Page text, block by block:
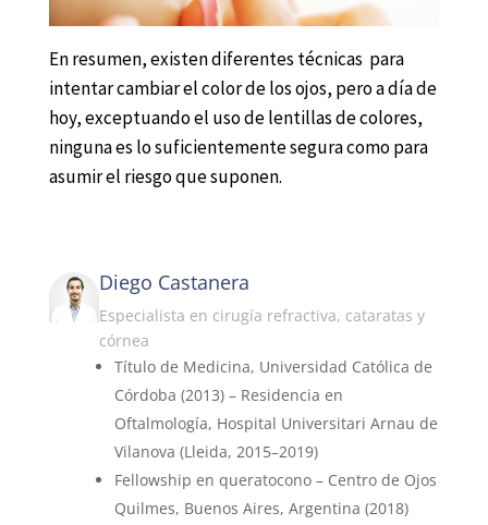
En resumen, existen diferentes técnicas para
intentar cambiar el color de los ojos, pero a día de
hoy, exceptuando el uso de lentillas de colores,
ninguna es lo suficientemente segura como para
asumir el riesgo que suponen.
Diego Castanera
Especialista en cirugía refractiva, cataratas y
córnea
Título de Medicina, Universidad Católica de
Córdoba (2013) – Residencia en
Oftalmología, Hospital Universitari Arnau de
Vilanova (Lleida, 2015–2019)
Fellowship en queratocono – Centro de Ojos
Quilmes, Buenos Aires, Argentina (2018)